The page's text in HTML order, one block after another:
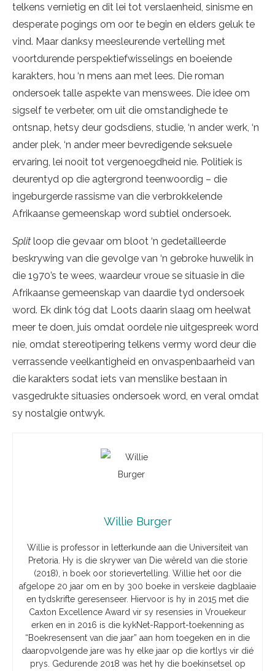
telkens vernietig en dit lei tot verslaenheid, sinisme en
desperate pogings om oor te begin en elders geluk te
vind. Maar danksy meesleurende vertelling met
voortdurende perspektiefwisselings en boeiende
karakters, hou ‘n mens aan met lees. Die roman
ondersoek talle aspekte van menswees. Die idee om
sigself te verbeter, om uit die omstandighede te
ontsnap, hetsy deur godsdiens, studie, ‘n ander werk, ‘n
ander plek, ‘n ander meer bevredigende seksuele
ervaring, lei nooit tot vergenoegdheid nie. Politiek is
deurentyd op die agtergrond teenwoordig – die
ingeburgerde rassisme van die verbrokkelende
Afrikaanse gemeenskap word subtiel ondersoek.
Split loop die gevaar om bloot ‘n gedetailleerde
beskrywing van die gevolge van ‘n gebroke huwelik in
die 1970’s te wees, waardeur vroue se situasie in die
Afrikaanse gemeenskap van daardie tyd ondersoek
word. Ek dink tóg dat Loots daarin slaag om heelwat
meer te doen, juis omdat oordele nie uitgespreek word
nie, omdat stereotipering telkens vermy word deur die
verrassende veelkantigheid en onvaspenbaarheid van
die karakters sodat iets van menslike bestaan in
vasgedrukte situasies ondersoek word, en veral omdat
sy nostalgie ontwyk.
Willie Burger
Willie is professor in letterkunde aan die Universiteit van
Pretoria. Hy is die skrywer van Die wêreld van die storie
(2018), ŉ boek oor storievertelling. Willie het oor die
afgelope 20 jaar om en by 300 boeke in verskeie dagblaaie
en tydskrifte geresenseer. Hiervoor is hy in 2015 met die
Caxton Excellence Award vir sy resensies in Vrouekeur
erken en in 2016 is die kykNet-Rapport-toekenning as
“Boekresensent van die jaar” aan hom toegeken en in die
daaropvolgende jare was hy elke jaar op die kortlys vir dié
prys. Gedurende 2018 was het hy die boekinsetsel op